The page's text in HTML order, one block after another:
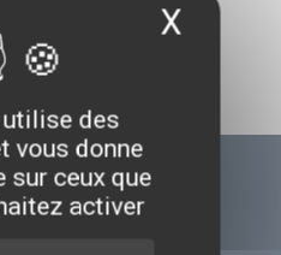
des
vous donne
sur ceux que
activer
X
nationale des